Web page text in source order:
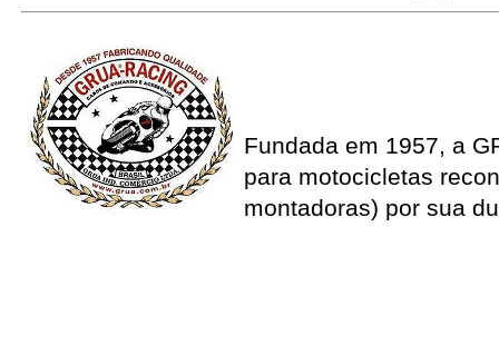
Fundada em 1957, a
para motocicletas
montadoras) por sua